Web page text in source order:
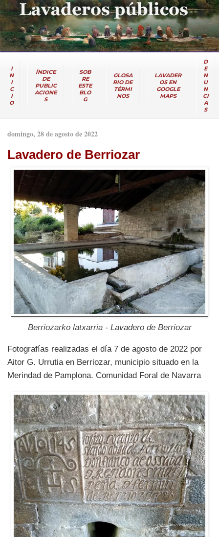
I
N
I
C
I
O
ÍNDICE
DE
PUBLIC
ACIONE
S
SOB
RE
ESTE
BLO
G
GLOSA
RIO DE
TÉRMI
NOS
LAVADER
OS EN
GOOGLE
MAPS
D
E
N
U
N
CI
A
S
domingo, 28 de agosto de 2022
Lavadero de Berriozar
Berriozarko latxarria - Lavadero de Berriozar
Fotografías realizadas el día 7 de agosto de 2022 por
Aitor G. Urrutia en Berriozar, municipio situado en la
Merindad de Pamplona. Comunidad Foral de Navarra